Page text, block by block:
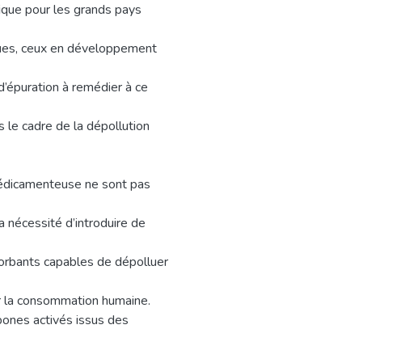
pour les grands pays
ceux en développement
à remédier à ce
le cadre de la dépollution
ne sont pas
nécessité d’introduire de
capables de dépolluer
consommation humaine.
activés issus des